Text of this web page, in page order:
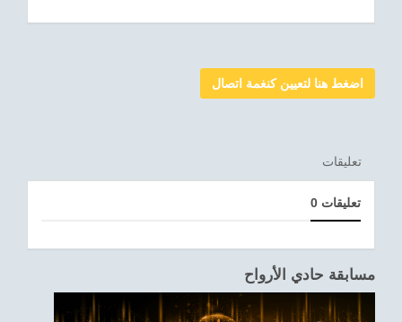
اضغط هنا لتعيين كنغمة اتصال
تعليقات
0 تعليقات
مسابقة حادي الأرواح